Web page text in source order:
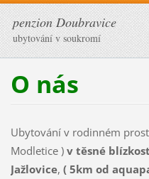
penzion Doubravice
ubytování v soukromí
O nás
Ubytování v rodinném
Modletice ) v těsné
Jažlovice, ( 5km od